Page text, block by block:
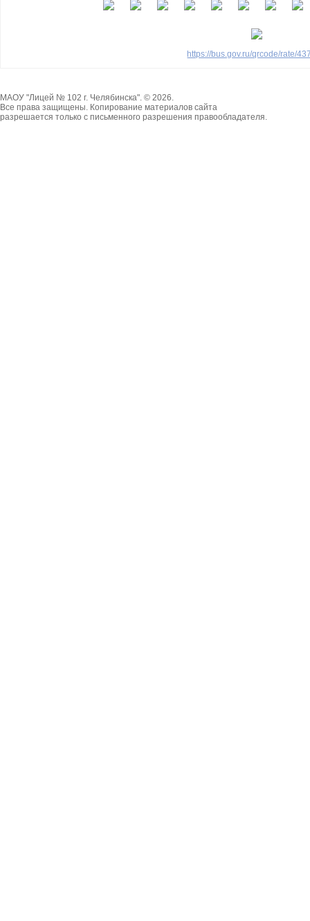
https://bus.gov.ru/qrcode/rate/
МАОУ "Лицей № 102 г. Челябинска". © 2026.
Все права защищены. Копирование материалов сайта
разрешается только с письменного разрешения правообладателя.